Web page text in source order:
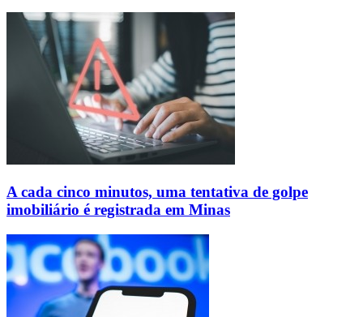
A cada cinco minutos, uma tentativa de golpe
imobiliário é registrada em Minas